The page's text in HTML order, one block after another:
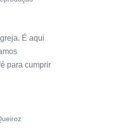
É aqui
para cumprir